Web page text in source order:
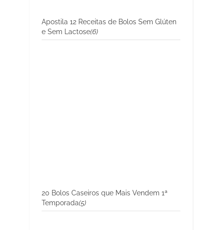
Apostila 12 Receitas de Bolos Sem Glúten
e Sem Lactose(6)
20 Bolos Caseiros que Mais Vendem 1ª
Temporada(5)